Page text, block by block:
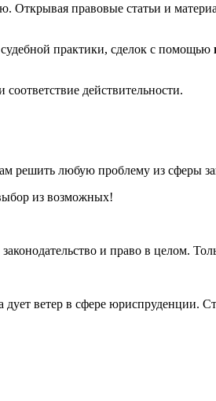
правовые статьи и
практики, сделок с помощью
действительности.
решить любую проблему из сферы
из возможных!
и право в целом.
ветер в сфере юриспруденции.